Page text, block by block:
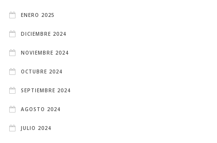
ENERO 2025
DICIEMBRE 2024
NOVIEMBRE 2024
OCTUBRE 2024
SEPTIEMBRE 2024
AGOSTO 2024
JULIO 2024